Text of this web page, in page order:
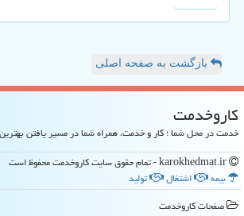
بازگشت به صفحه اصلی
كاروخدمت
خدمت در محل شما ؛ کار و خدمت، همراه شما در مسیر یافتن
بیمه
اشتغال
تولید
صفحات كاروخدمت